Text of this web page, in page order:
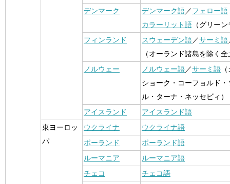
デンマーク
デンマーク語／フェロー語
カラーリット語 （グリー
フィンランド
スウェーデン語／サーミ語
（オーランド諸島を除く
ノルウェー
ノルウェー語／サーミ語
ショーク・コーフョルド
ル・ターナ・ネッセビィ）
アイスランド
アイスランド語
東ヨーロッ
パ
ウクライナ
ウクライナ語
ポーランド
ポーランド語
ルーマニア
ルーマニア語
チェコ
チェコ語